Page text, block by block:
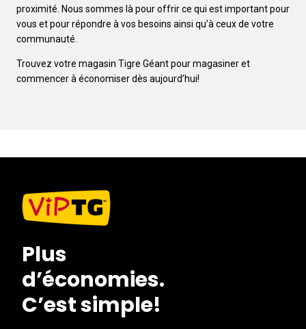
proximité. Nous sommes là pour offrir ce qui est important pour
vous et pour répondre à vos besoins ainsi qu’à ceux de votre
communauté.
Trouvez votre magasin Tigre Géant pour magasiner et
commencer à économiser dès aujourd’hui!
Plus
d’économies.
C’est simple!